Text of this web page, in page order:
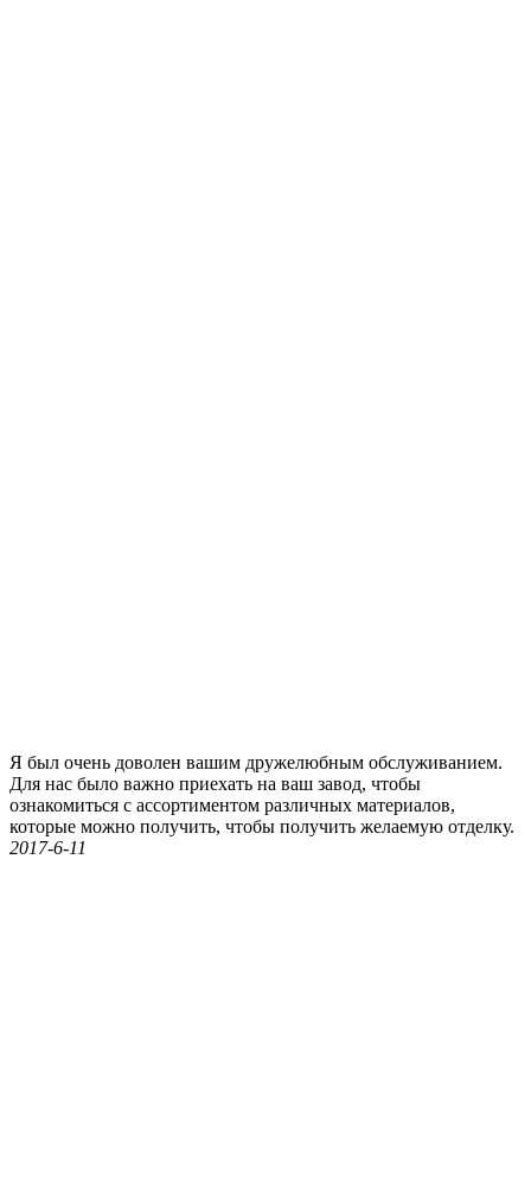
Я был очень доволен вашим дружелюбным обслуживанием.
Для нас было важно приехать на ваш завод, чтобы
ознакомиться с ассортиментом различных материалов,
которые можно получить, чтобы получить желаемую отделку.
2017-6-11